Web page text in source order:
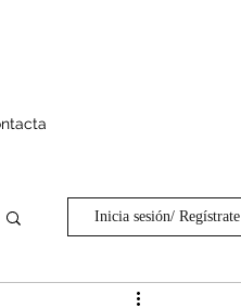
Inicia sesión/ Regístrate